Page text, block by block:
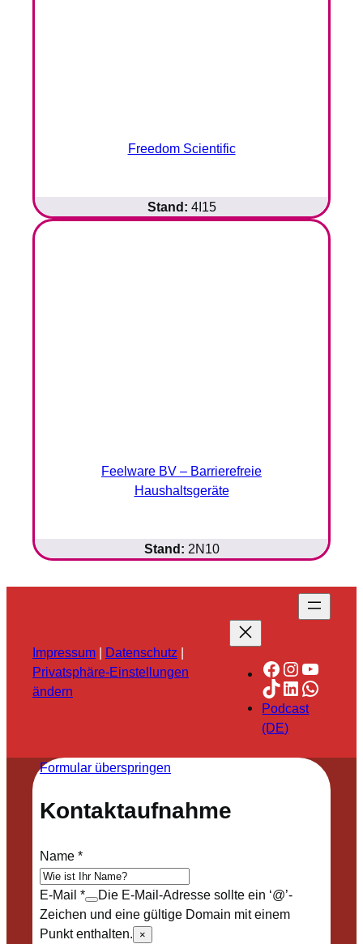
Freedom Scientific
Stand: 4I15
Feelware BV – Barrierefreie
Haushaltsgeräte
Stand: 2N10
Impressum Datenschutz
Privatsphäre-Einstellungen
ändern
Facebook
TikTok
LinkedIn
Podcast
(DE)
Formular überspringen
Kontaktaufnahme
Name*
E-Mail *
Die E-Mail-Adresse sollte ein ‘@’-
Zeichen und eine gültige Domain mit einem
Punkt enthalten.
×